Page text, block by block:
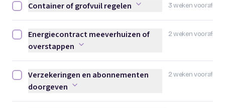
3 weken vooraf
Container of grofvuil regelen afvinken
Container of grofvuil regelen
2 weken vooraf
Energiecontract meeverhuizen of overstappen afvinken
Energiecontract meeverhuizen of
overstappen
2 weken vooraf
Verzekeringen en abonnementen doorgeven afvinken
Verzekeringen en abonnementen
doorgeven